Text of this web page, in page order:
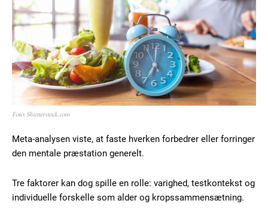
Subscription Plans
Free limited access
Foto: Shutterstock.com
Meta-analysen viste, at faste hverken forbedrer eller forringer
den mentale præstation generelt.
Tre faktorer kan dog spille en rolle: varighed, testkontekst og
individuelle forskelle som alder og kropssammensætning.